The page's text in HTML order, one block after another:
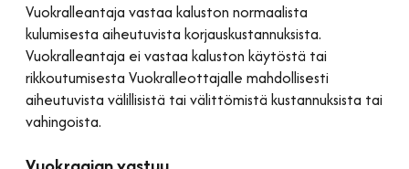
Vuokralleantaja vastaa kaluston normaalista
kulumisesta aiheutuvista korjauskustannuksista.
Vuokralleantaja ei vastaa kaluston käytöstä tai
rikkoutumisesta Vuokralleottajalle mahdollisesti
aiheutuvista välillisistä tai välittömistä kustannuksista tai
vahingoista.